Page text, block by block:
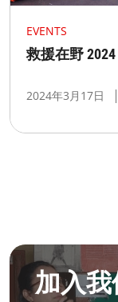
EVENTS
救援在野 2024​
2024年3月17日
加入我
成為無國界無援人員​